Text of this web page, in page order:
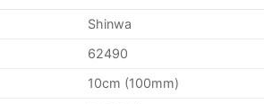
Shinwa
62490
10cm (100mm)